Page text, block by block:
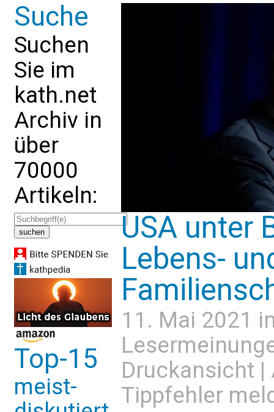
Suche
Suchen
Sie im
kath.net
Archiv in
über
70000
Artikeln:
Top-15
meist-
USA unter
Lebens-
11. Mai 2021
Druckansicht |
Tippfehler